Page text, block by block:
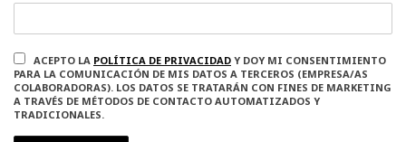
ACEPTO LA POLÍTICA DE PRIVACIDAD Y DOY MI CONSENTIMIENTO
PARA LA COMUNICACIÓN DE MIS DATOS A TERCEROS (EMPRESA/AS
COLABORADORAS). LOS DATOS SE TRATARÁN CON FINES DE MARKETING
A TRAVÉS DE MÉTODOS DE CONTACTO AUTOMATIZADOS Y
TRADICIONALES.